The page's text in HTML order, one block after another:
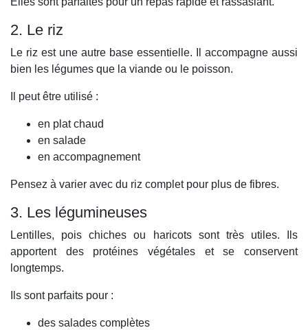
2. Le riz
Le riz est une autre base essentielle. Il accompagne aussi
bien les légumes que la viande ou le poisson.
Il peut être utilisé :
en plat chaud
en salade
en accompagnement
Pensez à varier avec du riz complet pour plus de fibres.
3. Les légumineuses
Lentilles, pois chiches ou haricots sont très utiles. Ils
apportent des protéines végétales et se conservent
longtemps.
Ils sont parfaits pour :
des salades complètes